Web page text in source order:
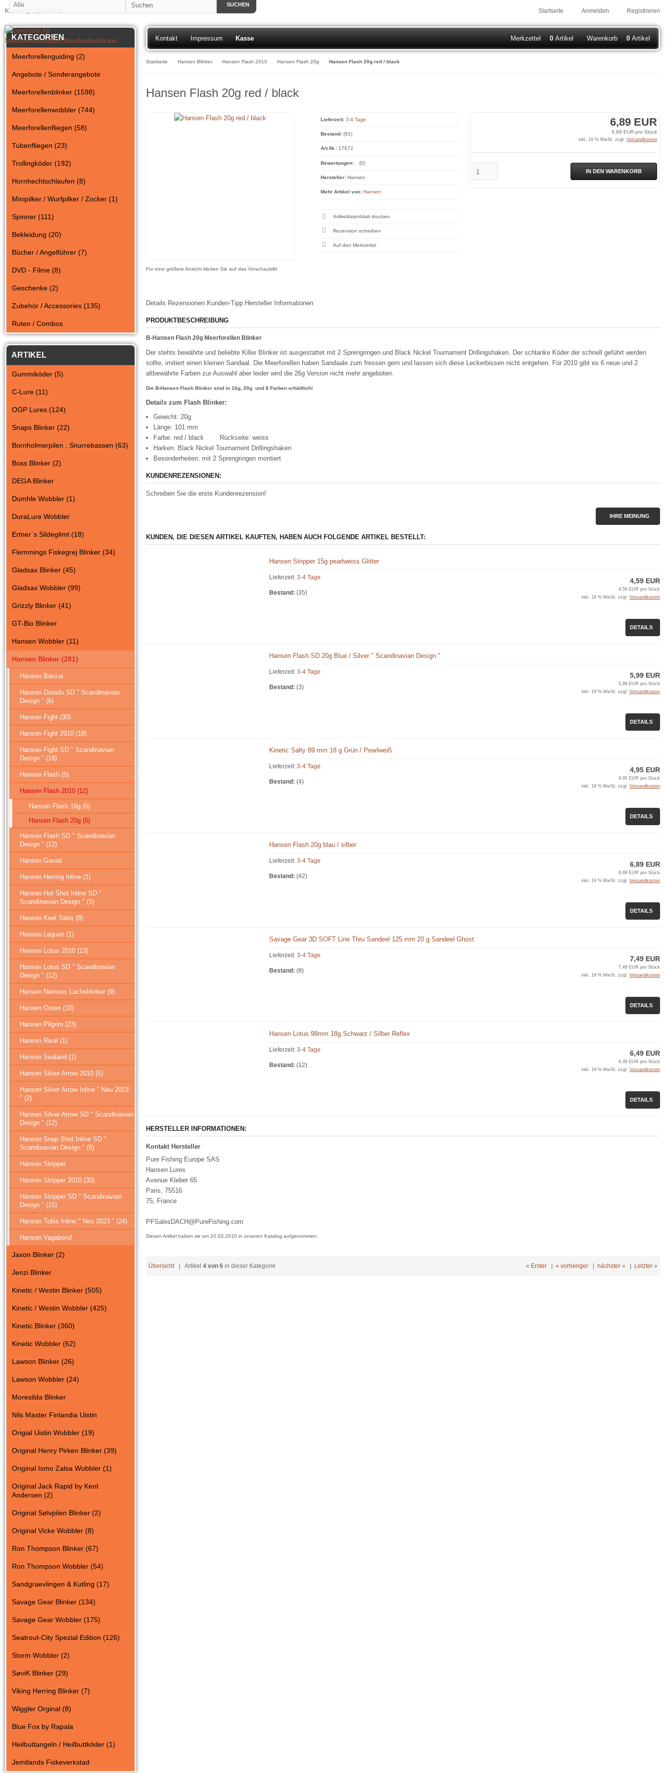
Kundengruppe: Registrieren
Anmelden
Startseite
SUCHEN
Kontakt Impressum Kasse Warenkorb 0 Artikel
Merkzettel 0 Artikel
Startseite Hansen Blinker Hansen Flash 2010 Hansen Flash 20g Hansen Flash 20g red / black
Hansen Flash 20g red / black
Für eine größere Ansicht klicken Sie auf das Vorschaubild
6,89 EUR
6,89 EUR pro Stück
inkl. 19 % MwSt. zzgl. Versandkosten
IN DEN WARENKORB
Lieferzeit: 3-4 Tage
Bestand:(91)
Art.Nr.: 17672
Bewertungen: (0)
Hersteller: Hansen
Mehr Artikel von: Hansen
Artikeldatenblatt drucken
Rezension schreiben
Details Rezensionen Kunden-Tipp Hersteller Informationen
PRODUKTBESCHREIBUNG
B-Hansen Flash 20g Meerforellen Blinker
Der stehts bewährte und beliebte Killer Blinker ist ausgestattet mit 2 Sprengringen und Black Nickel Tournament Drillingshaken. Der schlanke Köder der schnell geführt werden
sollte, imitiert einen kleinen Sandaal. Die Meerforellen haben Sandaale zum fressen gern und lassen sich diese Leckerbissen nicht entgehen. Für 2010 gibt es 6 neue und 2
altbewährte Farben zur Auswahl aber leider wird die 26g Version nicht mehr angeboten.
Die B-Hansen Flash Blinker sind in 16g, 20g und 8 Farben erhältlich!
Details zum Flash Blinker:
Gewicht: 20g
Länge: 101 mm
Farbe: red / black Rückseite: weiss
Harken: Black Nickel Tournament Drillingshaken
Besonderheiten: mit 2 Sprengringen montiert
KUNDENREZENSIONEN:
Schreiben Sie die erste Kundenrezension!
IHRE MEINUNG
KUNDEN, DIE DIESEN ARTIKEL KAUFTEN, HABEN AUCH FOLGENDE ARTIKEL BESTELLT:
Hansen Stripper 15g pearlweiss Glitter
Lieferzeit:3-4 Tage
Bestand:(35)
4,59 EUR
4,59 EUR pro Stück
inkl. 19 % MwSt. zzgl. Versandkosten
DETAILS
Hansen Flash SD 20g Blue / Silver " Scandinavian Design "
Lieferzeit:3-4 Tage
Bestand:(3)
5,99 EUR
5,99 EUR pro Stück
inkl. 19 % MwSt. zzgl. Versandkosten
DETAILS
Kinetic Salty 89 mm 18 g Grün / Pearlweiß
Lieferzeit:3-4 Tage
Bestand:(4)
4,95 EUR
4,95 EUR pro Stück
inkl. 19 % MwSt. zzgl. Versandkosten
DETAILS
Hansen Flash 20g blau / silber
Lieferzeit:3-4 Tage
Bestand:(42)
6,89 EUR
6,89 EUR pro Stück
inkl. 19 % MwSt. zzgl. Versandkosten
DETAILS
Savage Gear 3D SOFT Line Thru Sandeel 125 mm 20 g Sandeel Ghost
Lieferzeit:3-4 Tage
Bestand:(9)
7,49 EUR
7,49 EUR pro Stück
inkl. 19 % MwSt. zzgl. Versandkosten
DETAILS
Hansen Lotus 98mm 18g Schwarz / Silber Reflex
Lieferzeit:3-4 Tage
Bestand:(12)
6,49 EUR
6,49 EUR pro Stück
inkl. 19 % MwSt. zzgl. Versandkosten
DETAILS
HERSTELLER INFORMATIONEN:
Kontakt Hersteller
Pure Fishing Europe SAS
Hansen Lures
Avenue Kleber 65
Paris, 75516
75, France
PFSalesDACH@PureFishing.com
Diesen Artikel haben wir am 20.03.2010 in unseren Katalog aufgenommen.
Übersicht| Artikel 4 von 6 in dieser Kategorie « Erster « vorheriger nächster » Letzter »
KATEGORIEN
Meerforellenguiding (2)
Angebote / Sonderangebote
Meerforellenblinker (1598)
Meerforellenwobbler (744)
Meerforellenfliegen (58)
Tubenfliegen (23)
Trollingköder (192)
Hornhechtschlaufen (8)
Minipilker / Wurfpilker / Zocker (1)
Spinner (111)
Bekleidung (20)
Bücher / Angelführer (7)
DVD - Filme (8)
Geschenke (2)
Zubehör / Accessories (135)
Ruten / Combos
ARTIKEL
Gummiköder (5)
C-Lure (11)
OGP Lures (124)
Snaps Blinker (22)
Bornholmerpilen , Snurrebassen (63)
Boss Blinker (2)
DEGA Blinker
Dumhle Wobbler (1)
DuraLure Wobbler
Ertner`s Sildeglimt (18)
Flemmings Fiskegrej Blinker (34)
Gladsax Blinker (45)
Gladsax Wobbler (99)
Grizzly Blinker (41)
GT-Bio Blinker
Hansen Wobbler (11)
Hansen Blinker (281)
Hansen Banzai
Hansen Dorado SD " Scandinavian
Design " (6)
Hansen Fight (30)
Hansen Fight 2010 (18)
Hansen Fight SD " Scandinavian
Design " (18)
Hansen Flash (5)
Hansen Flash 2010 (12)
Hansen Flash 16g (6)
Hansen Flash 20g (6)
Hansen Flash SD " Scandinavian
Design " (12)
Hansen Gavial
Hansen Herring Inline (1)
Hansen Hot Shot Inline SD "
Scandinavian Design " (5)
Hansen Keel Tobis (8)
Hansen Leguan (1)
Hansen Lotus 2010 (13)
Hansen Lotus SD " Scandinavian
Design " (12)
Hansen Namsos Lachsblinker (9)
Hansen Osten (10)
Hansen Pilgrim (23)
Hansen Rival (1)
Hansen Sealand (1)
Hansen Silver Arrow 2010 (5)
Hansen Silver Arrow Inline " Neu 2023
" (2)
Hansen Silver Arrow SD " Scandinavian
Design " (12)
Hansen Snap Shot Inline SD "
Scandinavian Design " (8)
Hansen Stripper
Hansen Stripper 2010 (30)
Hansen Stripper SD " Scandinavian
Design " (15)
Hansen Tobis Inline " Neu 2023 " (24)
Hansen Vagabond
Jaxon Blinker (2)
Jenzi Blinker
Kinetic / Westin Blinker (505)
Kinetic / Westin Wobbler (425)
Kinetic Blinker (360)
Kinetic Wobbler (62)
Lawson Blinker (26)
Lawson Wobbler (24)
Moresilda Blinker
Nils Master Finlandia Uistin
Origial Uistin Wobbler (19)
Original Henry Pirken Blinker (39)
Original Ismo Zalsa Wobbler (1)
Original Jack Rapid by Kent
Andersen (2)
Original Sølvpilen Blinker (2)
Original Vicke Wobbler (8)
Ron Thompson Blinker (67)
Ron Thompson Wobbler (54)
Sandgraevlingen & Kutling (17)
Savage Gear Blinker (134)
Savage Gear Wobbler (175)
Seatrout-City Spezial Edition (126)
Storm Wobbler (2)
SøviK Blinker (29)
Viking Herring Blinker (7)
Wiggler Orginal (8)
Blue Fox by Rapala
Heilbuttangeln / Heilbuttköder (1)
Jemtlands Fiskeverkstad